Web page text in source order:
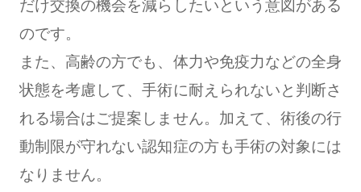
だけ交換の機会を減らしたいという意図がある
のです。
また、高齢の方でも、体力や免疫力などの全身
状態を考慮して、手術に耐えられないと判断さ
れる場合はご提案しません。加えて、術後の行
動制限が守れない認知症の方も手術の対象には
なりません。